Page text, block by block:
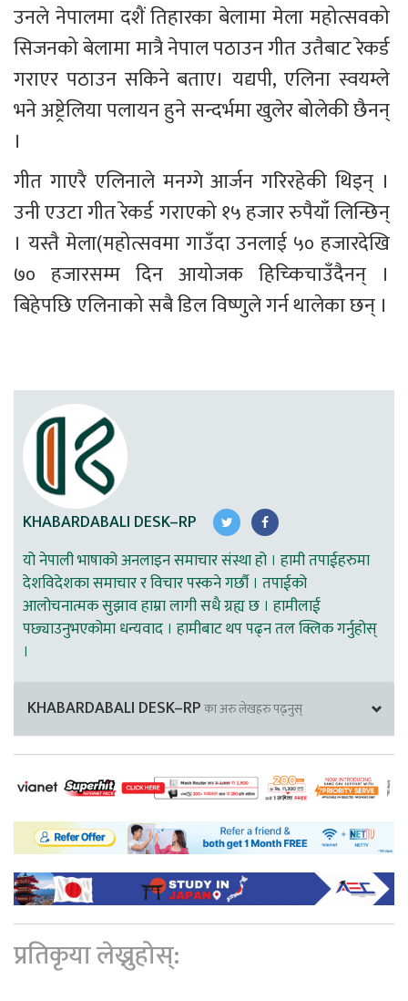
उनले नेपालमा दशैं तिहारका बेलामा मेला महोत्सवको
सिजनको बेलामा मात्रै नेपाल पठाउन गीत उतैबाट रेकर्ड
गराएर पठाउन सकिने बताए। यद्यपी, एलिना स्वयम्ले
भने अष्ट्रेलिया पलायन हुने सन्दर्भमा खुलेर बोलेकी छैनन्
।
गीत गाएरै एलिनाले मनग्गे आर्जन गरिरहेकी थिइन् ।
उनी एउटा गीत रेकर्ड गराएको १५ हजार रुपैयाँ लिन्छिन्
। यस्तै मेला(महोत्सवमा गाउँदा उनलाई ५० हजारदेखि
७० हजारसम्म दिन आयोजक हिच्किचाउँदैनन् ।
बिहेपछि एलिनाको सबै डिल विष्णुले गर्न थालेका छन् ।
KHABARDABALI DESK–RP
यो नेपाली भाषाको अनलाइन समाचार संस्था हो । हामी तपाईहरुमा
देशविदेशका समाचार र विचार पस्कने गर्छौ । तपाईको
आलोचनात्मक सुझाव हाम्रा लागी सधै ग्रह्य छ । हामीलाई
पछ्याउनुभएकोमा धन्यवाद । हामीबाट थप पढ्न तल क्लिक गर्नुहोस्
।
KHABARDABALI DESK–RPका अरु लेखहरु पढ्नुस्
प्रतिकृया लेख्नुहोस्: